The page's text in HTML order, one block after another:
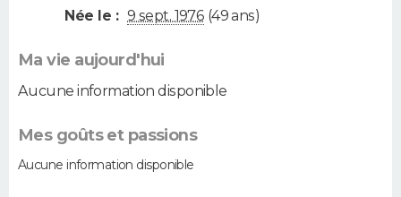
Née le : 9 sept. 1976 (49 ans)
Ma vie aujourd'hui
Aucune information disponible
Mes goûts et passions
Aucune information disponible